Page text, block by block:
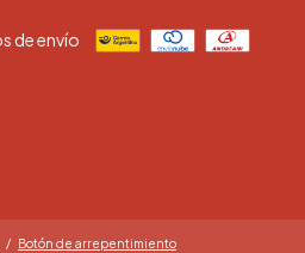
de envío
/ Botón de arrepentimiento